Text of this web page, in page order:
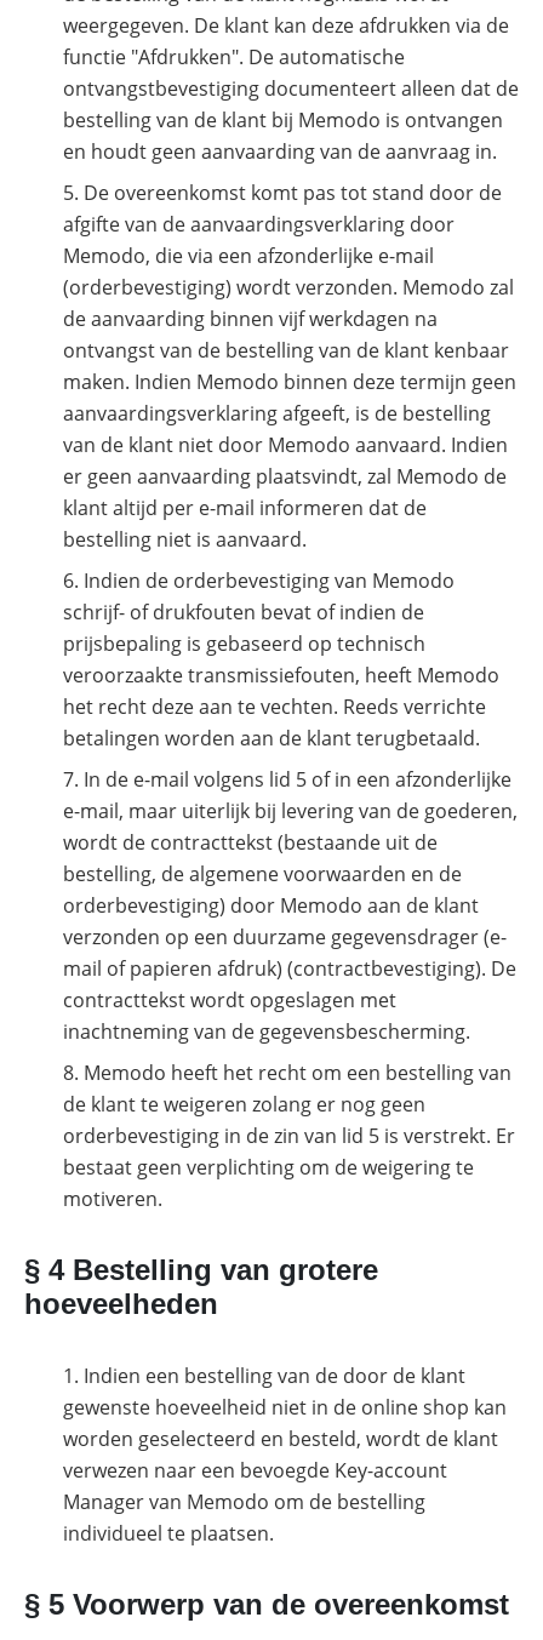
weergegeven. De klant kan deze afdrukken via de
functie "Afdrukken". De automatische
ontvangstbevestiging documenteert alleen dat de
bestelling van de klant bij Memodo is ontvangen
en houdt geen aanvaarding van de aanvraag in.
De overeenkomst komt pas tot stand door de
afgifte van de aanvaardingsverklaring door
Memodo, die via een afzonderlijke e-mail
(orderbevestiging) wordt verzonden. Memodo zal
de aanvaarding binnen vijf werkdagen na
ontvangst van de bestelling van de klant kenbaar
maken. Indien Memodo binnen deze termijn geen
aanvaardingsverklaring afgeeft, is de bestelling
van de klant niet door Memodo aanvaard. Indien
er geen aanvaarding plaatsvindt, zal Memodo de
klant altijd per e-mail informeren dat de
bestelling niet is aanvaard.
Indien de orderbevestiging van Memodo
schrijf- of drukfouten bevat of indien de
prijsbepaling is gebaseerd op technisch
veroorzaakte transmissiefouten, heeft Memodo
het recht deze aan te vechten. Reeds verrichte
betalingen worden aan de klant terugbetaald.
In de e-mail volgens lid 5 of in een afzonderlijke
e-mail, maar uiterlijk bij levering van de goederen,
wordt de contracttekst (bestaande uit de
bestelling, de algemene voorwaarden en de
orderbevestiging) door Memodo aan de klant
verzonden op een duurzame gegevensdrager (e-
mail of papieren afdruk) (contractbevestiging). De
contracttekst wordt opgeslagen met
inachtneming van de gegevensbescherming.
Memodo heeft het recht om een bestelling van
de klant te weigeren zolang er nog geen
orderbevestiging in de zin van lid 5 is verstrekt. Er
bestaat geen verplichting om de weigering te
motiveren.
§ 4 Bestelling van grotere
hoeveelheden
Indien een bestelling van de door de klant
gewenste hoeveelheid niet in de online shop kan
worden geselecteerd en besteld, wordt de klant
verwezen naar een bevoegde Key-account
Manager van Memodo om de bestelling
individueel te plaatsen.
§ 5 Voorwerp van de overeenkomst